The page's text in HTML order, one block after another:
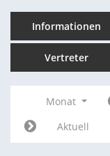
Informationen
Vertreter
Monat
Aktuell